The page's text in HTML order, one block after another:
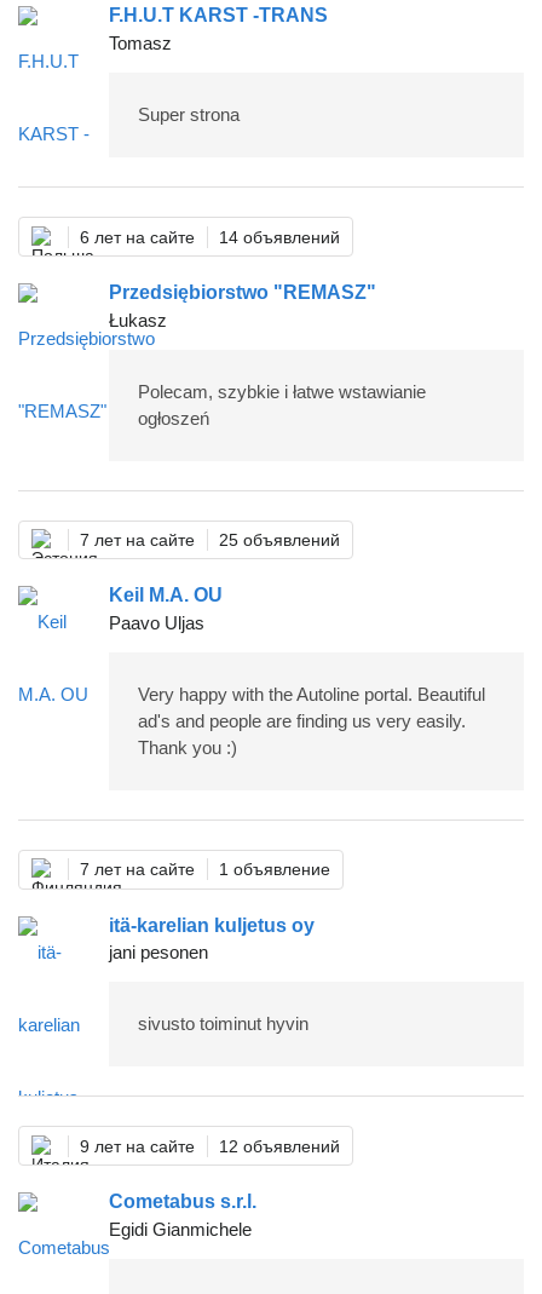
F.H.U.T KARST -TRANS
Tomasz
Super strona
6 лет на сайте 14 объявлений
Przedsiębiorstwo "REMASZ"
Łukasz
Polecam, szybkie i łatwe wstawianie
ogłoszeń
7 лет на сайте 25 объявлений
Keil M.A. OU
Paavo Uljas
Very happy with the Autoline portal. Beautiful
ad's and people are finding us very easily.
Thank you :)
7 лет на сайте 1 объявление
itä-karelian kuljetus oy
jani pesonen
sivusto toiminut hyvin
9 лет на сайте 12 объявлений
Cometabus s.r.l.
Egidi Gianmichele